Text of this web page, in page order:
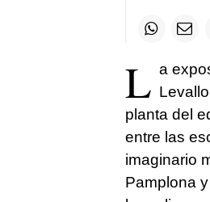
L a
planta del
entre las
imaginario
Pamplona